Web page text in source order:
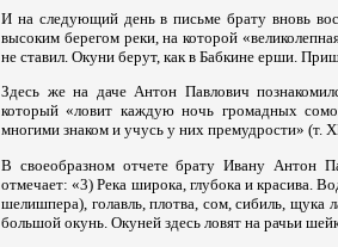
И на следующий день в письме брату вновь
высоким берегом реки, на которой
не ставил. Окуни берут, как в Бабкине ерши.
Здесь же на даче Антон Павлович
который «ловит каждую ночь громадных
многими знаком и учусь у них премудрости» (т.
В своеобразном отчете брату Ивану Антон
отмечает: «3) Река широка, глубока и красива.
шелишпера), голавль, плотва, сом, сибиль, щука
большой окунь. Окуней здесь ловят на рачьи